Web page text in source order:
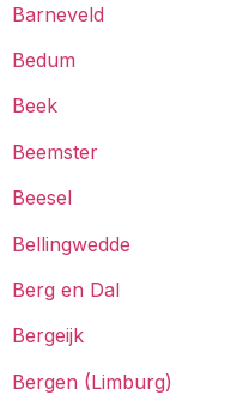
Barneveld
Bedum
Beek
Beemster
Beesel
Bellingwedde
Berg en Dal
Bergeijk
Bergen (Limburg)